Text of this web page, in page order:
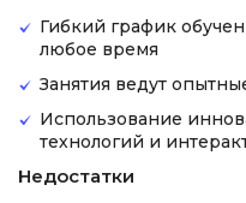
Гибкий график
любое время
Занятия ведут
Использование
технологий и
Недостатки